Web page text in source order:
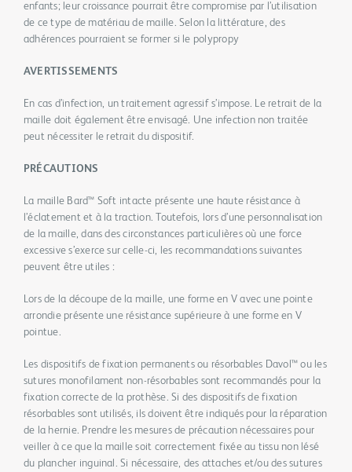
enfants; leur croissance pourrait être compromise par l’utilisation
de ce type de matériau de maille. Selon la littérature, des
adhérences pourraient se former si le polypropy
AVERTISSEMENTS
En cas d’infection, un traitement agressif s’impose. Le retrait de la
maille doit également être envisagé. Une infection non traitée
peut nécessiter le retrait du dispositif.
PRÉCAUTIONS
La maille Bard™ Soft intacte présente une haute résistance à
l’éclatement et à la traction. Toutefois, lors d’une personnalisation
de la maille, dans des circonstances particulières où une force
excessive s’exerce sur celle-ci, les recommandations suivantes
peuvent être utiles :
Lors de la découpe de la maille, une forme en V avec une pointe
arrondie présente une résistance supérieure à une forme en V
pointue.
Les dispositifs de fixation permanents ou résorbables Davol™ ou les
sutures monofilament non-résorbables sont recommandés pour la
fixation correcte de la prothèse. Si des dispositifs de fixation
résorbables sont utilisés, ils doivent être indiqués pour la réparation
de la hernie. Prendre les mesures de précaution nécessaires pour
veiller à ce que la maille soit correctement fixée au tissu non lésé
du plancher inguinal. Si nécessaire, des attaches et/ou des sutures